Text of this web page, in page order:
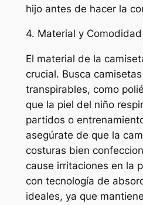
hijo antes de hacer la
4. Material y Comodidad
El material de la
crucial. Busca
transpirables, como
que la piel del niño
partidos o
asegúrate de que la
costuras bien
cause irritaciones en la
con tecnología de
ideales, ya que